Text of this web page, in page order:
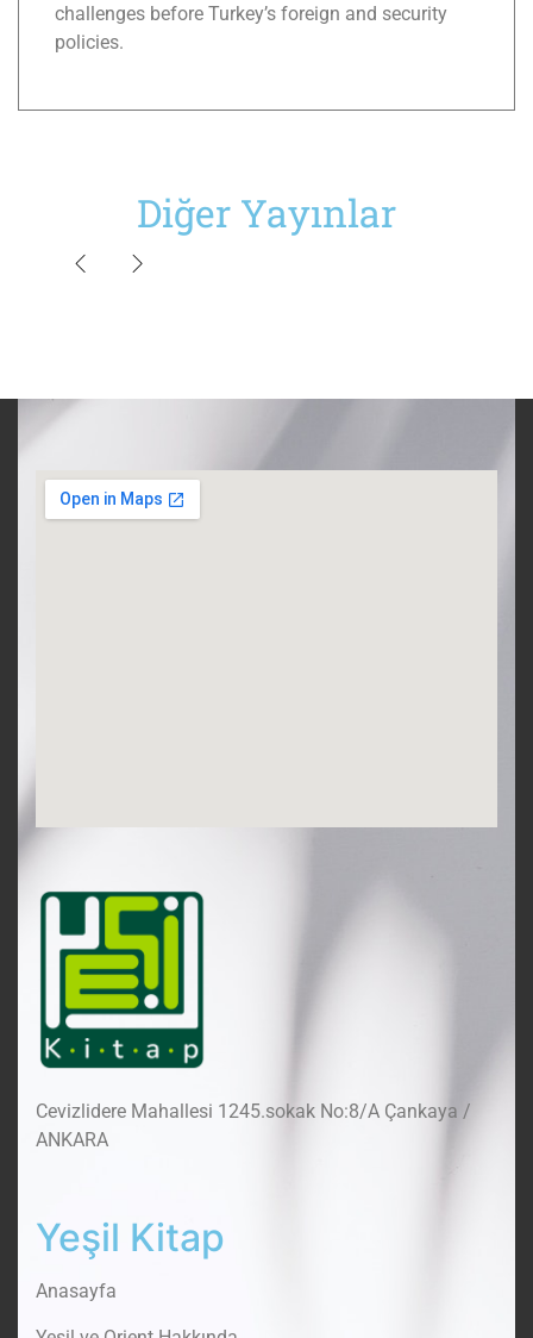
challenges before Turkey’s foreign and security
policies.
Diğer Yayınlar
Türkiyede
Toplumsal
Cevizlidere Mahallesi 1245.sokak No:8/A Çankaya /
ANKARA
Yeşil Kitap
Anasayfa